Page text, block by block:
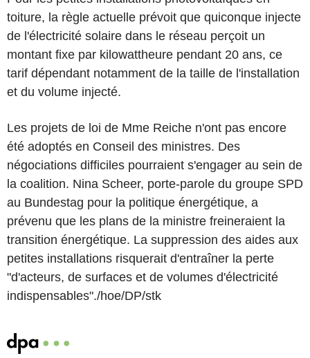
toiture, la règle actuelle prévoit que quiconque injecte
de l'électricité solaire dans le réseau perçoit un
montant fixe par kilowattheure pendant 20 ans, ce
tarif dépendant notamment de la taille de l'installation
et du volume injecté.
Les projets de loi de Mme Reiche n'ont pas encore
été adoptés en Conseil des ministres. Des
négociations difficiles pourraient s'engager au sein de
la coalition. Nina Scheer, porte-parole du groupe SPD
au Bundestag pour la politique énergétique, a
prévenu que les plans de la ministre freineraient la
transition énergétique. La suppression des aides aux
petites installations risquerait d'entraîner la perte
"d'acteurs, de surfaces et de volumes d'électricité
indispensables"./hoe/DP/stk